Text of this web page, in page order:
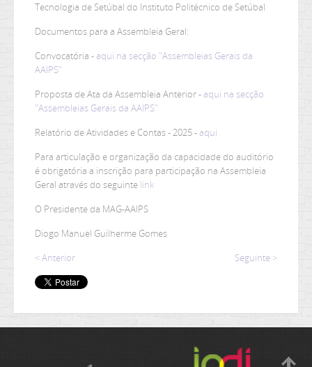
Tecnologia de Setúbal do Instituto Politécnico de Setúbal
Documentos para a Assembleia Geral:
Convocatória -aqui na secção "Assembleias Gerais da
AAIPS"
Proposta de Ata da Assembleia Anterior -aqui na secção
"Assembleias Gerais da AAIPS"
Relatório de Atividades e Contas - 2025 -aqui
Para articulação e organização da capacidade do auditório
é obrigatória a inscrição para participação na Assembleia
Geral através do seguinte link
O Presidente da MAG-AAIPS
Diogo Manuel Guilherme Gomes
< Anterior
Seguinte >